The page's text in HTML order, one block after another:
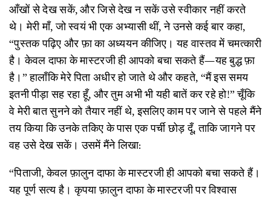
आँखों से देख सकें, और जिसे देख न सकें उसे स्वीकार नहीं करते
थे। मेरी माँ, जो स्वयं भी एक अभ्यासी थीं, ने उनसे कई बार कहा,
“पुस्तक पढ़िए और फ़ा का अध्ययन कीजिए। यह वास्तव में चमत्कारी
है। केवल दाफा के मास्टरजी ही आपको बचा सकते हैं—यह बुद्ध फ़ा
है।” हालाँकि मेरे पिता अधीर हो जाते थे और कहते, “मैं इस समय
इतनी पीड़ा सह रहा हूँ, और तुम अभी भी यही बातें कर रहे हो!” चूँकि
वे मेरी बात सुनने को तैयार नहीं थे, इसलिए काम पर जाने से पहले मैंने
तय किया कि उनके तकिए के पास एक पर्ची छोड़ दूँ, ताकि जागने पर
वह उसे देख सकें। उसमें मैंने लिखा:
“पिताजी, केवल फ़ालुन दाफा के मास्टरजी ही आपको बचा सकते हैं।
यह पूर्ण सत्य है। कृपया फ़ालुन दाफा के मास्टरजी पर विश्वास